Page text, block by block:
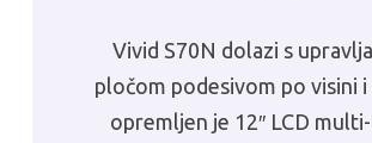
Vivid S70N dolazi s
pločom podesivom po visini i
opremljen je 12″ LCD